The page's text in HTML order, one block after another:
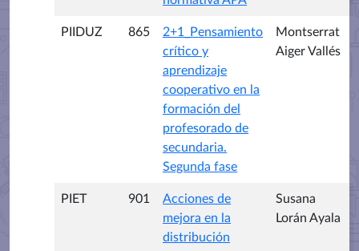
PIIDUZ 865
2+1_Pensamiento
crítico y
aprendizaje
cooperativo en la
formación del
profesorado de
secundaria.
Segunda fase
Montserrat
Aiger Vallés
PIET 901
Acciones de
mejora en la
distribución
Susana
Lorán Ayala